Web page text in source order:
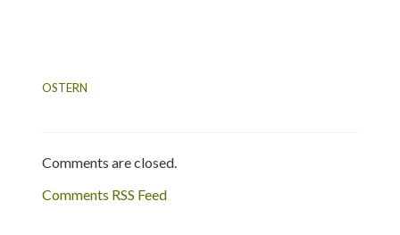
OSTERN
Comments are closed.
Comments RSS Feed